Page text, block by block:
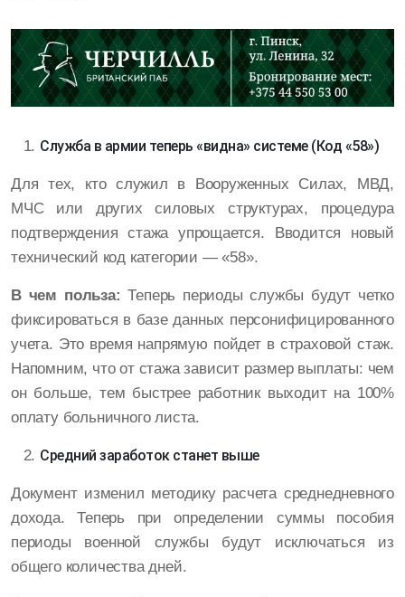
Служба в армии теперь «видна» системе (Код «58»)
Для тех, кто служил в Вооруженных Силах, МВД,
МЧС или других силовых структурах, процедура
подтверждения стажа упрощается. Вводится новый
технический код категории — «58».
В чем польза:Теперь периоды службы будут четко
фиксироваться в базе данных персонифицированного
учета. Это время напрямую пойдет в страховой стаж.
Напомним, что от стажа зависит размер выплаты: чем
он больше, тем быстрее работник выходит на 100%
оплату больничного листа.
Средний заработок станет выше
Документ изменил методику расчета среднедневного
дохода. Теперь при определении суммы пособия
периоды военной службы будут исключаться из
общего количества дней.